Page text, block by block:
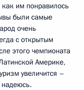
им понравилось
были самые
очень
с открытым
этого чемпионата
Америке,
увеличится –